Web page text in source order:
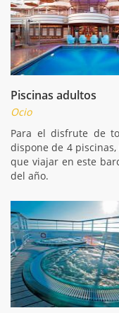
Piscinas adultos
Ocio
Para el disfrute de
dispone de 4
que viajar en este
del año.